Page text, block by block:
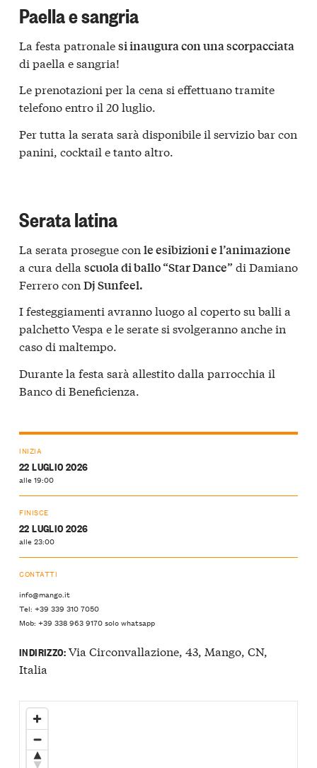
Paella e sangria
La festa patronalesi inaugura con una scorpacciata
di paella e sangria!
Le prenotazioni per la cena si effettuano tramite
telefono entro il 20 luglio.
Per tutta la serata sarà disponibile il servizio bar con
panini, cocktail e tanto altro.
Serata latina
La serata prosegue con le esibizioni e l’animazione
a cura della scuola di ballo “Star Dance” di Damiano
Ferrero con Dj Sunfeel.
I festeggiamenti avranno luogo al coperto su balli a
palchetto Vespa e le serate si svolgeranno anche in
caso di maltempo.
Durante la festa sarà allestito dalla parrocchia il
Banco di Beneficienza.
INIZIA
22 LUGLIO 2026
alle 19:00
FINISCE
22 LUGLIO 2026
alle 23:00
CONTATTI
info@mango.it
Tel: +39 339 310 7050
Mob: +39 338 963 9170 solo whatsapp
INDIRIZZO:Via Circonvallazione, 43, Mango, CN,
Italia